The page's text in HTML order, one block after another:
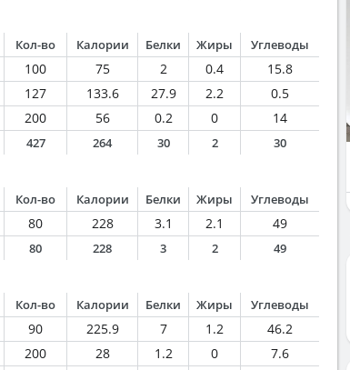
Кол-во Калории Белки Жиры Углеводы
100 75 2 0.4
15.8
127 133.6 27.9 2.2
0.5
200 56 0.2 0
14
427 264 30 2 30
Кол-во Калории Белки Жиры Углеводы
80 228 3.1 2.1
49
80 228 3 2 49
Кол-во Калории Белки Жиры Углеводы
90 225.9 7 1.2
46.2
200 28 1.2 0
7.6